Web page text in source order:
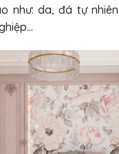
như: da, đá tự